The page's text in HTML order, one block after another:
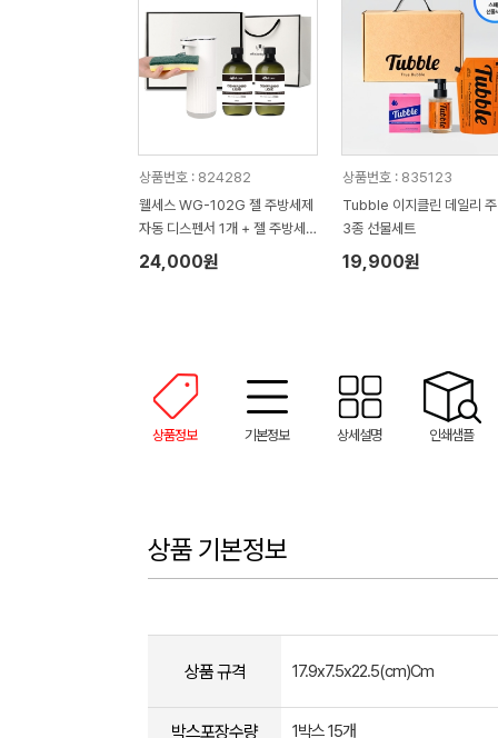
상품번호 : 824282
웰세스 WG-102G 젤 주방세제
자동 디스펜서 1개 + 젤 주방세
제 리필 2개 (500ml)
24,000원
상품번호 : 835123
Tubble 이지클린 데일리
3종 선물세트
19,900원
상품정보 기본정보 상세설명 인쇄샘플
상품 기본정보
상품 규격 17.9x7.5x22.5(cm)Cm
박스포장수량 1박스 15개